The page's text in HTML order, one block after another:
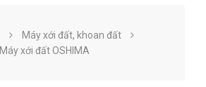
Máy xới đất, khoan đất
Máy xới đất OSHIMA